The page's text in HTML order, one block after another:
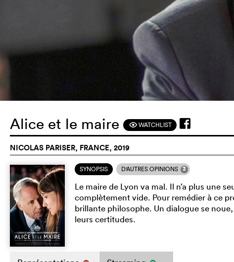
Alice et le maire FWATCHLIST
NICOLAS PARISER, FRANCE, 2019
SYNOPSIS D'AUTRES OPINIONS 3
Le maire de Lyon va mal. Il n’a plus une
complètement vide. Pour remédier à ce
brillante philosophe. Un dialogue se
leurs certitudes.